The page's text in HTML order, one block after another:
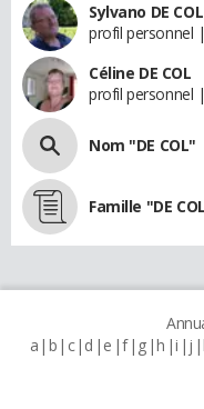
Sylvano DE COL
profil personnel
Céline DE COL
profil personnel
Nom "DE COL"
Famille "DE
a b c d e f g h i j